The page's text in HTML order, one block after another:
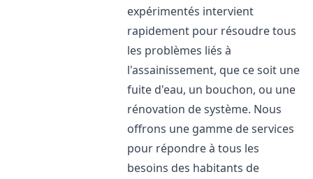
expérimentés intervient
rapidement pour résoudre tous
les problèmes liés à
l'assainissement, que ce soit une
fuite d'eau, un bouchon, ou une
rénovation de système. Nous
offrons une gamme de services
pour répondre à tous les
besoins des habitants de